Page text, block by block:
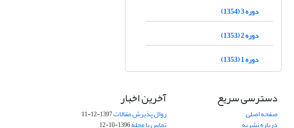
دوره 3 (1354)
دوره 2 (1353)
دوره 1 (1353)
دسترسی سریع
صفحه اصلی
درباره نشریه
آخرین اخبار
روال پذیرش مقالات1397-12-11
تماس با مجله1396-10-12